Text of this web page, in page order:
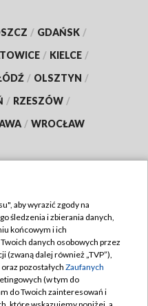
/ GDAŃSK /
/ KIELCE /
/ OLSZTYN /
/ RZESZÓW /
/ WROCŁAW
TVP
aby wyrazić zgody na
śledzenia i zbierania danych,
końcowym i ich
danych osobowych przez
(zwaną dalej również „TVP”),
oraz pozostałych Zaufanych
(w tym do
do Twoich zainteresowań i